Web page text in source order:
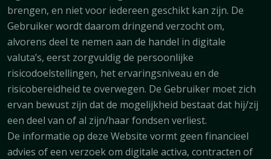
brengen, en niet voor iedereen geschikt kan zijn. De
Gebruiker wordt daarom dringend verzocht om,
alvorens deel te nemen aan de handel in digitale
valuta’s, eerst zorgvuldig de persoonlijke
risicodoelstellingen, het ervaringsniveau en de
risicobereidheid te overwegen. De Gebruiker moet zich
ervan bewust zijn dat de mogelijkheid bestaat dat hij/zij
een deel van of al zijn/haar fondsen verliest.
De informatie op deze Website vormt geen financieel
advies of een verzoek om digitale activa, contracten of